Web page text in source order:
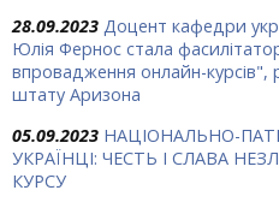
28.09.2023 Доцент кафедри
Юлія Фернос стала
впровадження онлайн-курсів",
штату Аризона
05.09.2023 НАЦІОНАЛЬНО-
УКРАЇНЦІ: ЧЕСТЬ І СЛАВА
КУРСУ